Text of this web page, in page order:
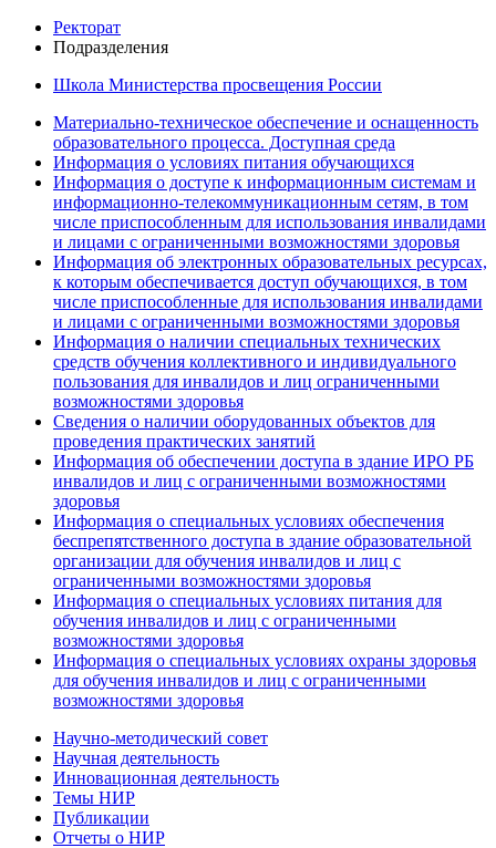
Ректорат
Подразделения
Школа Министерства просвещения России
Материально-техническое обеспечение и оснащенность
образовательного процесса. Доступная среда
Информация о условиях питания обучающихся
Информация о доступе к информационным системам и
информационно-телекоммуникационным сетям, в том
числе приспособленным для использования инвалидами
и лицами с ограниченными возможностями здоровья
Информация об электронных образовательных ресурсах,
к которым обеспечивается доступ обучающихся, в том
числе приспособленные для использования инвалидами
и лицами с ограниченными возможностями здоровья
Информация о наличии специальных технических
средств обучения коллективного и индивидуального
пользования для инвалидов и лиц ограниченными
возможностями здоровья
Сведения о наличии оборудованных объектов для
проведения практических занятий
Информация об обеспечении доступа в здание ИРО РБ
инвалидов и лиц с ограниченными возможностями
здоровья
Информация о специальных условиях обеспечения
беспрепятственного доступа в здание образовательной
организации для обучения инвалидов и лиц с
ограниченными возможностями здоровья
Информация о специальных условиях питания для
обучения инвалидов и лиц с ограниченными
возможностями здоровья
Информация о специальных условиях охраны здоровья
для обучения инвалидов и лиц с ограниченными
возможностями здоровья
Научно-методический совет
Научная деятельность
Инновационная деятельность
Темы НИР
Публикации
Отчеты о НИР